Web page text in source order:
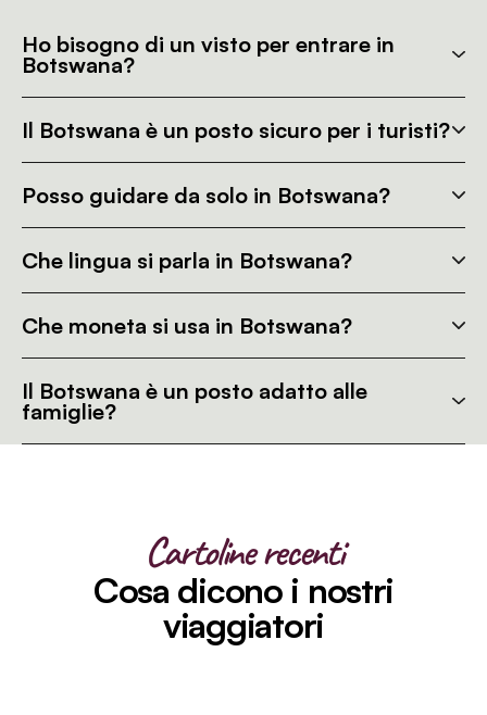
Ho bisogno di un visto per entrare in
Botswana?
Il Botswana è un posto sicuro per i turisti?
Posso guidare da solo in Botswana?
Che lingua si parla in Botswana?
Che moneta si usa in Botswana?
Il Botswana è un posto adatto alle
famiglie?
Cartoline recenti
Cosa dicono i nostri
viaggiatori